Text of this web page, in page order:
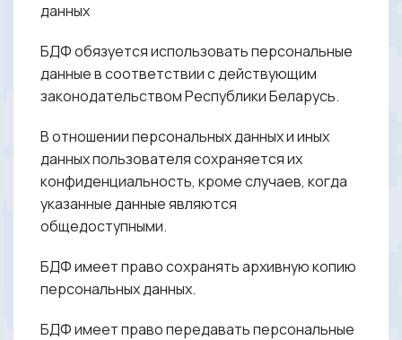
данных
БДФ обязуется использовать персональные
данные в соответствии с действующим
законодательством Республики Беларусь.
В отношении персональных данных и иных
данных пользователя сохраняется их
конфиденциальность, кроме случаев, когда
указанные данные являются
общедоступными.
БДФ имеет право сохранять архивную копию
персональных данных.
БДФ имеет право передавать персональные